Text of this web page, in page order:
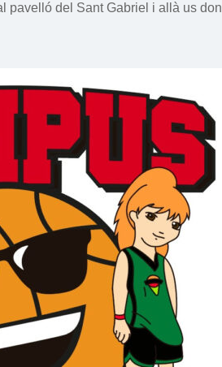
del Sant Gabriel i allà us